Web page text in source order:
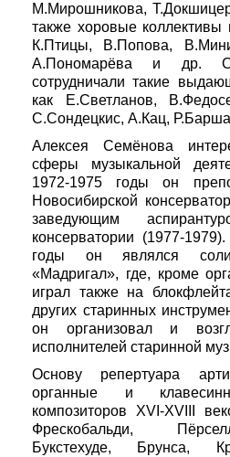
М.Мирошникова,
также хоровые коллективы
К.Птицы, В.Попова,
А.Пономарёва и др. С
сотрудничали такие
как Е.Светланов,
С.Сондецкис, А.Кац,
Алексея Семёнова
сферы музыкальной
1972-1975 годы он
Новосибирской
заведующим
консерватории (1977-
годы он являлся
«Мадригал», где, кроме
играл также на
других старинных
он организовал и
исполнителей старинной
Основу репертуара
органные и
композиторов XVI-XVIII
Фрескобальди,
Букстехуде, Брунса,